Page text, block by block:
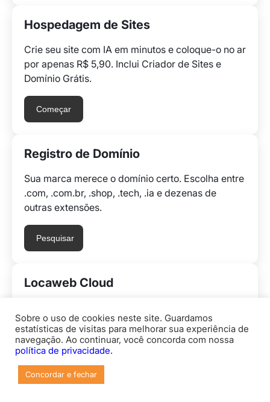
Hospedagem de Sites
Crie seu site com IA em minutos e coloque-o no ar
por apenas R$ 5,90. Inclui Criador de Sites e
Domínio Grátis.
Começar
Registro de Domínio
Sua marca merece o domínio certo. Escolha entre
.com, .com.br, .shop, .tech, .ia e dezenas de
outras extensões.
Pesquisar
Locaweb Cloud
Pague só pelo que usar, em reais.
Explorar
Sobre o uso de cookies neste site. Guardamos
estatísticas de visitas para melhorar sua experiência de
navegação. Ao continuar, você concorda com nossa
política de privacidade.
Concordar e fechar